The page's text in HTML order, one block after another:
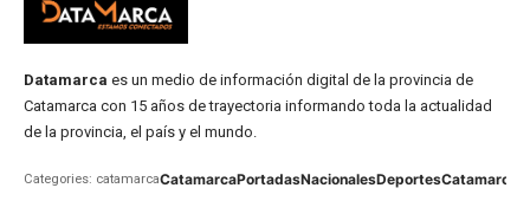
Datamarca es un medio de información digital de la provincia de
Catamarca con 15 años de trayectoria informando toda la actualidad
de la provincia, el país y el mundo.
Categories: catamarcaCatamarcaPortadasNacionalesDeportesCatamarca